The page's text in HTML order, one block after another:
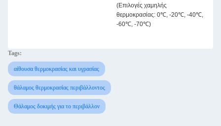
(Επιλογές χαμηλής
θερμοκρασίας: 0℃, -20℃, -40℃,
-60℃, -70℃)
Tags:
αίθουσα θερμοκρασίας και υγρασίας
θάλαμος θερμοκρασίας περιβάλλοντος
Θάλαμος δοκιμής για το περιβάλλον